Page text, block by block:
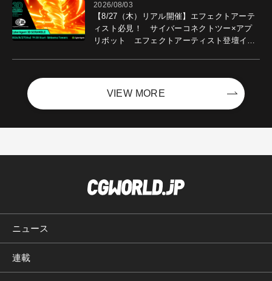
2026/08/03
【8/27（木）リアル開催】エフェクトアーテ
ィスト必見！ サイバーコネクトツー×アプ
リボット エフェクトアーティスト登壇イベ
VIEW MORE
ニュース
連載